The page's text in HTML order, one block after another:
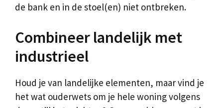
de bank en in de stoel(en) niet ontbreken.
Combineer landelijk met
industrieel
Houd je van landelijke elementen, maar vind je
het wat ouderwets om je hele woning volgens